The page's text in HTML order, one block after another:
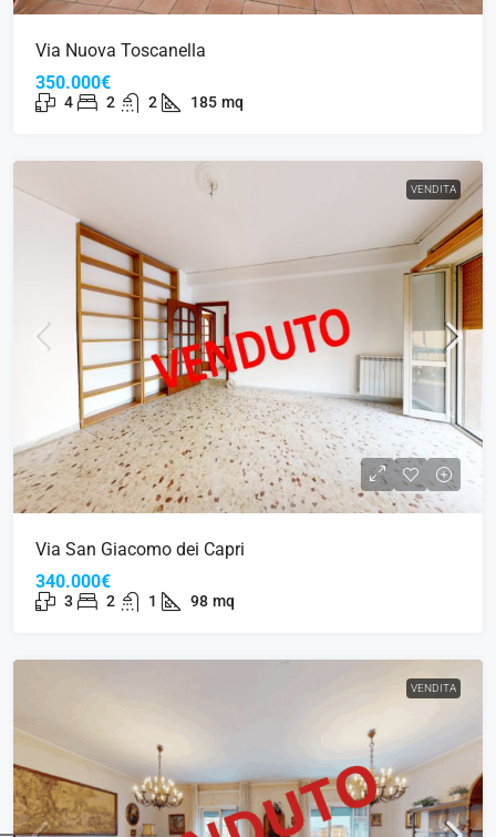
Via Nuova Toscanella
350.000€
4 2 2 185 mq
VENDITA
Via San Giacomo dei Capri
340.000€
3 2 1 98 mq
VENDITA